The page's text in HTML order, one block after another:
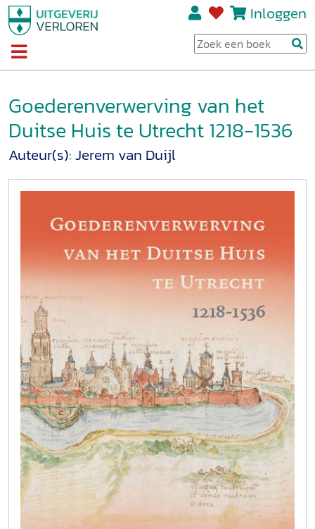
Inloggen
Goederenverwerving van het
Duitse Huis te Utrecht 1218-1536
Auteur(s):Jerem van Duijl